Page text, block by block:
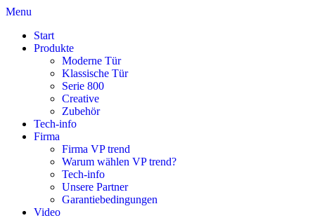
Menu
Start
Produkte
Moderne Tür
Klassische Tür
Serie 800
Creative
Zubehör
Tech-info
Firma
Firma VP trend
Warum wählen VP trend?
Tech-info
Unsere Partner
Garantiebedingungen
Video